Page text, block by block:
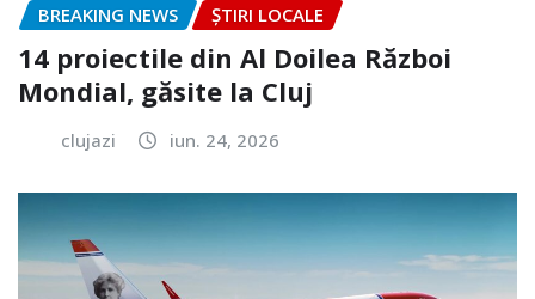
BREAKING NEWS ȘTIRI LOCALE
14 proiectile din Al Doilea Război
Mondial, găsite la Cluj
clujazi iun. 24, 2026